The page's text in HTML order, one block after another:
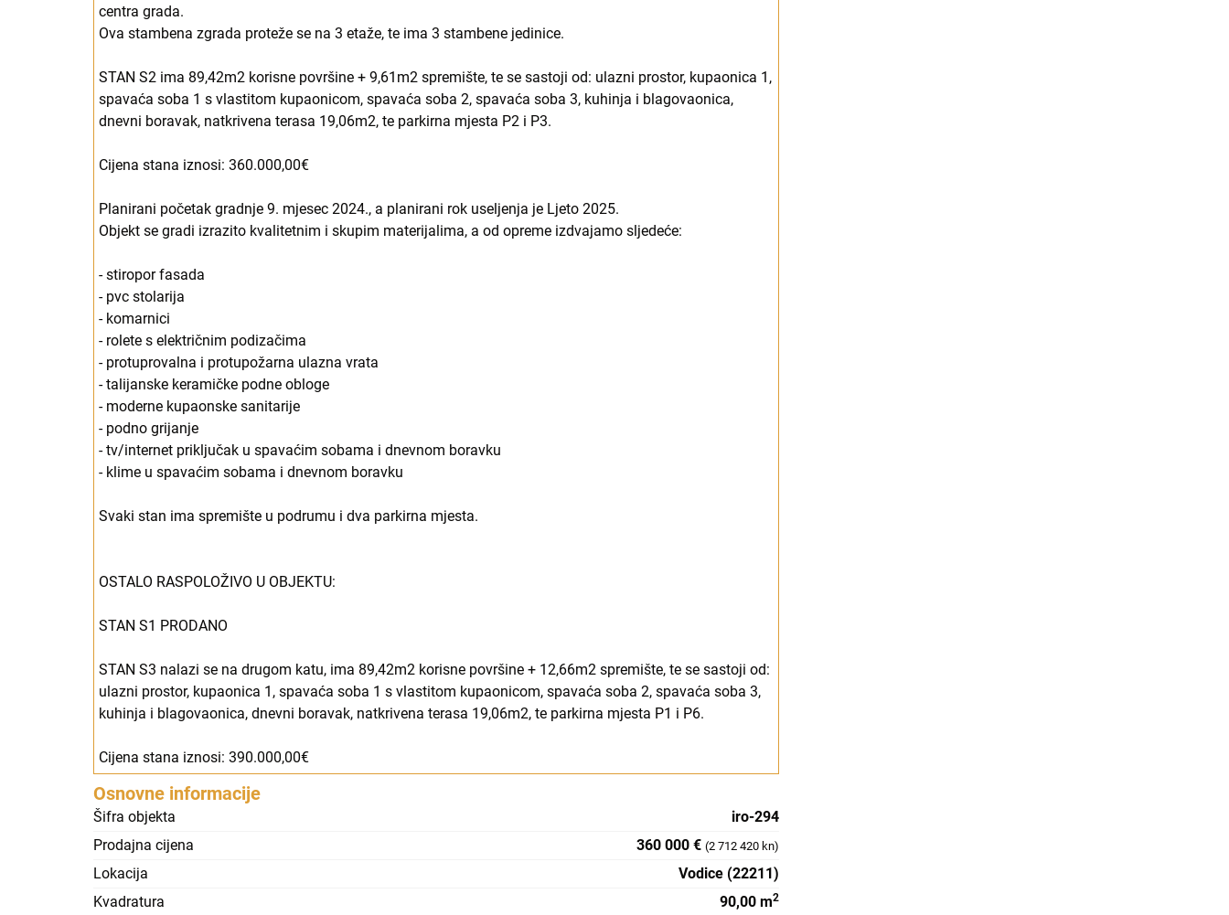
centra grada.
Ova stambena zgrada proteže se na 3 etaže, te ima 3 stambene jedinice.
STAN S2 ima 89,42m2 korisne površine + 9,61m2 spremište, te se sastoji od: ulazni prostor, kupaonica 1,
spavaća soba 1 s vlastitom kupaonicom, spavaća soba 2, spavaća soba 3, kuhinja i blagovaonica,
dnevni boravak, natkrivena terasa 19,06m2, te parkirna mjesta P2 i P3.
Cijena stana iznosi: 360.000,00€
Planirani početak gradnje 9. mjesec 2024., a planirani rok useljenja je Ljeto 2025.
Objekt se gradi izrazito kvalitetnim i skupim materijalima, a od opreme izdvajamo sljedeće:
- stiropor fasada
- pvc stolarija
- komarnici
- rolete s električnim podizačima
- protuprovalna i protupožarna ulazna vrata
- talijanske keramičke podne obloge
- moderne kupaonske sanitarije
- podno grijanje
- tv/internet priključak u spavaćim sobama i dnevnom boravku
- klime u spavaćim sobama i dnevnom boravku
Svaki stan ima spremište u podrumu i dva parkirna mjesta.
OSTALO RASPOLOŽIVO U OBJEKTU:
STAN S1 PRODANO
STAN S3 nalazi se na drugom katu, ima 89,42m2 korisne površine + 12,66m2 spremište, te se sastoji od:
ulazni prostor, kupaonica 1, spavaća soba 1 s vlastitom kupaonicom, spavaća soba 2, spavaća soba 3,
kuhinja i blagovaonica, dnevni boravak, natkrivena terasa 19,06m2, te parkirna mjesta P1 i P6.
Cijena stana iznosi: 390.000,00€
Osnovne informacije
Šifra objekta
iro-294
Prodajna cijena
360 000 € (2 712 420 kn)
Lokacija
Vodice (22211)
Kvadratura
90,00 m2